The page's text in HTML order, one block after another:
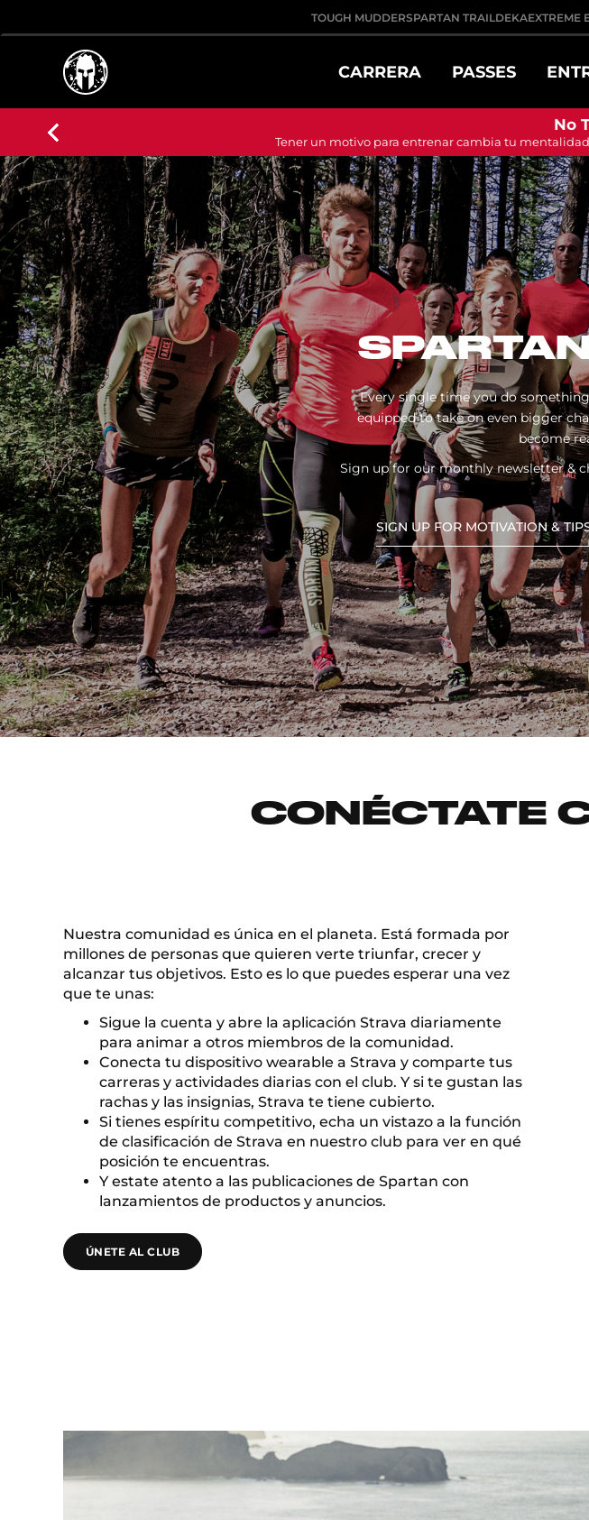
TOUGH MUDDERSPARTAN TRAILDEKAEXTREME
CARRERA PASSES
No
Tener un motivo para entrenar cambia tu
Every single time you do
equipped to take on even bigger
become
Sign up for our monthly newsletter &
CONÉCTATE
Nuestra comunidad es única en el planeta. Está formada por
millones de personas que quieren verte triunfar, crecer y
alcanzar tus objetivos. Esto es lo que puedes esperar una vez
que te unas:
Sigue la cuenta y abre la aplicación Strava diariamente
para animar a otros miembros de la comunidad.
Conecta tu dispositivo wearable a Strava y comparte tus
carreras y actividades diarias con el club. Y si te gustan las
rachas y las insignias, Strava te tiene cubierto.
Si tienes espíritu competitivo, echa un vistazo a la función
de clasificación de Strava en nuestro club para ver en qué
posición te encuentras.
Y estate atento a las publicaciones de Spartan con
lanzamientos de productos y anuncios.
ÚNETE AL CLUB